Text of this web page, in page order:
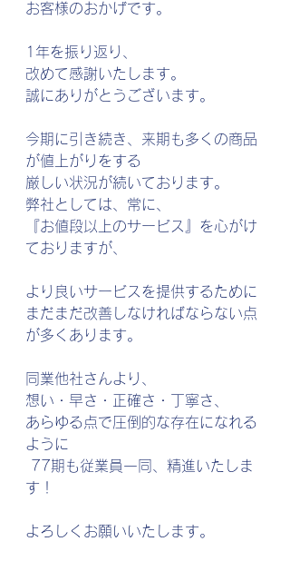
お客様のおかげです。
1年を振り返り、
改めて感謝いたします。
誠にありがとうございます。
今期に引き続き、来期も多くの商品
が値上がりをする
厳しい状況が続いております。
弊社としては、常に、
『お値段以上のサービス』を心がけ
ておりますが、
より良いサービスを提供するために
まだまだ改善しなければならない点
が多くあります。
同業他社さんより、
想い・早さ・正確さ・丁寧さ、
あらゆる点で圧倒的な存在になれる
ように
す！
よろしくお願いいたします。